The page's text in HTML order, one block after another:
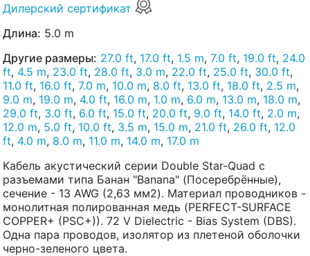
Дилерский сертификат
Длина: 5.0 m
Другие размеры: 27.0 ft, 17.0 ft, 1.5 m, 7.0 ft, 19.0 ft, 24.0
ft, 4.5 m, 23.0 ft, 28.0 ft, 3.0 m, 22.0 ft, 25.0 ft, 30.0 ft,
11.0 ft, 16.0 ft, 7.0 m, 10.0 m, 8.0 ft, 13.0 ft, 18.0 ft, 2.5 m,
9.0 m, 19.0 m, 4.0 ft, 16.0 m, 1.0 m, 6.0 m, 13.0 m, 18.0 m,
29.0 ft, 3.0 ft, 6.0 ft, 15.0 ft, 20.0 ft, 9.0 ft, 14.0 ft, 2.0 m,
12.0 m, 5.0 ft, 10.0 ft, 3.5 m, 15.0 m, 21.0 ft, 26.0 ft, 12.0
ft, 4.0 m, 8.0 m, 11.0 m, 14.0 m, 17.0 m
Кабель акустический серии Double Star-Quad с
разъемами типа Банан "Banana" (Посеребрённые),
сечение - 13 AWG (2,63 мм2). Материал проводников -
монолитная полированная медь (PERFECT-SURFACE
COPPER+ (PSC+)). 72 V Dielectric - Bias System (DBS).
Одна пара проводов, изолятор из плетеной оболочки
черно-зеленого цвета.